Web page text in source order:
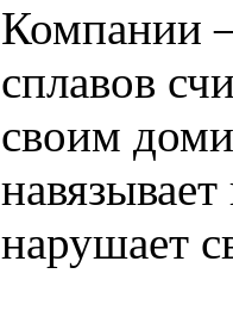
Компании
сплавов
своим
нарушает